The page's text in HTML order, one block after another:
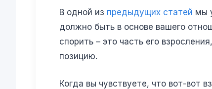
В одной из предыдущих статей мы
должно быть в основе вашего
спорить – это часть его
позицию.
Когда вы чувствуете, что вот-вот